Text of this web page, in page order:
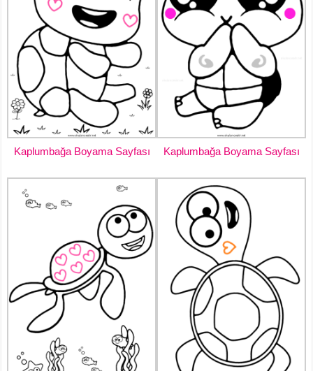
Kaplumbağa Boyama Sayfası Kaplumbağa Boyama Sayfası